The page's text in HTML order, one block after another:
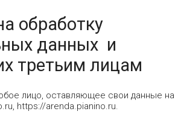
обработку
данных и
третьим лицам
лицо, оставляющее свои данные на
https://arenda.pianino.ru.